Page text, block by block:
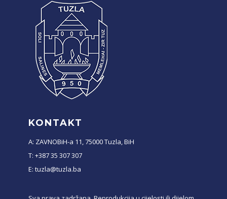
KONTAKT
A: ZAVNOBiH-a 11, 75000 Tuzla, BiH
T: +387 35 307 307
E: tuzla@tuzla.ba